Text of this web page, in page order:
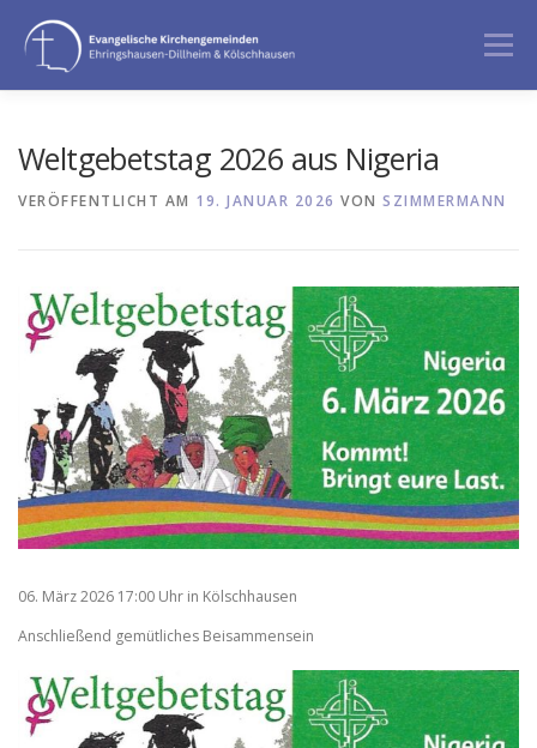
Inhalt
springen
Menü
Weltgebetstag 2026 aus Nigeria
VERÖFFENTLICHT AM 19. JANUAR 2026 VON SZIMMERMANN
06. März 2026 17:00 Uhr in Kölschhausen
Anschließend gemütliches Beisammensein